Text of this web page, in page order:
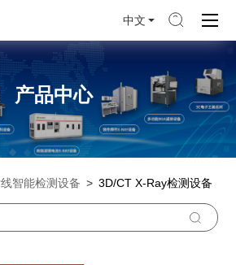
中文
产品中心
智能检测设备 3D/CT X-Ray检测设备